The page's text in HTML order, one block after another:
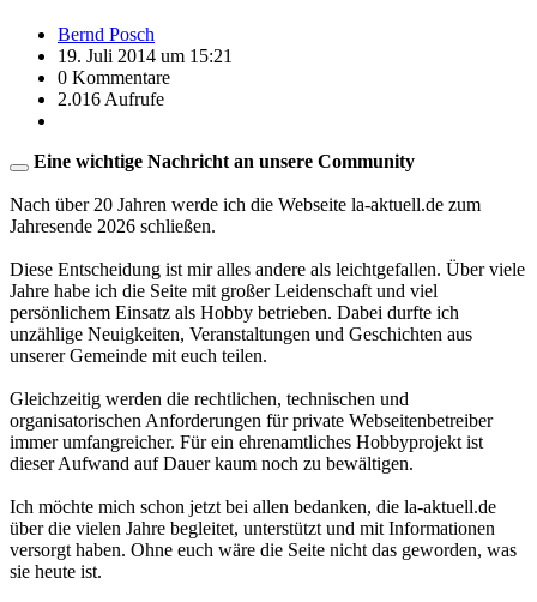
Bernd Posch
19. Juli 2014 um 15:21
0 Kommentare
2.016 Aufrufe
Eine wichtige Nachricht an unsere Community
Nach über 20 Jahren werde ich die Webseite la-aktuell.de zum
Jahresende 2026 schließen.
Diese Entscheidung ist mir alles andere als leichtgefallen. Über viele
Jahre habe ich die Seite mit großer Leidenschaft und viel
persönlichem Einsatz als Hobby betrieben. Dabei durfte ich
unzählige Neuigkeiten, Veranstaltungen und Geschichten aus
unserer Gemeinde mit euch teilen.
Gleichzeitig werden die rechtlichen, technischen und
organisatorischen Anforderungen für private Webseitenbetreiber
immer umfangreicher. Für ein ehrenamtliches Hobbyprojekt ist
dieser Aufwand auf Dauer kaum noch zu bewältigen.
Ich möchte mich schon jetzt bei allen bedanken, die la-aktuell.de
über die vielen Jahre begleitet, unterstützt und mit Informationen
versorgt haben. Ohne euch wäre die Seite nicht das geworden, was
sie heute ist.